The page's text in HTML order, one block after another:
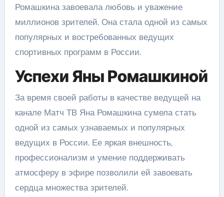
Ромашкина завоевала любовь и уважение
миллионов зрителей. Она стала одной из самых
популярных и востребованных ведущих
спортивных программ в России.
Успехи Яны Ромашкиной
За время своей работы в качестве ведущей на
канале Матч ТВ Яна Ромашкина сумела стать
одной из самых узнаваемых и популярных
ведущих в России. Ее яркая внешность,
профессионализм и умение поддерживать
атмосферу в эфире позволили ей завоевать
сердца множества зрителей.